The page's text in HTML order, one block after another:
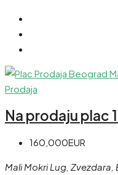
Prodaja
Na prodaju plac
160,000EUR
Mali Mokri Lug,